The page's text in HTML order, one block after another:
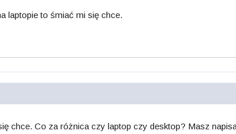
laptopie to śmiać mi się chce.
chce. Co za różnica czy laptop czy desktop? Masz